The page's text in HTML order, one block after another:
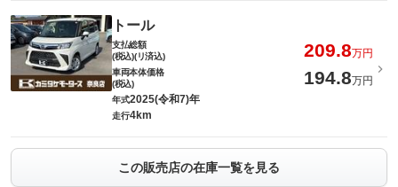
トール
支払総額
(税込)(リ済込)
209.8万円
車両本体価格
(税込)
194.8万円
年式2025(令和7)年
走行4km
この販売店の在庫一覧を見る